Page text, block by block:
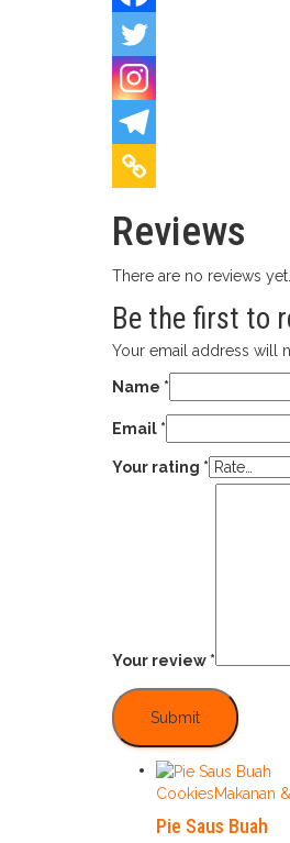
Reviews
There are no reviews yet.
Be the first to
Your email address will
Name *
Email *
Your rating *
Your review *
CookiesMakanan
Pie Saus Buah